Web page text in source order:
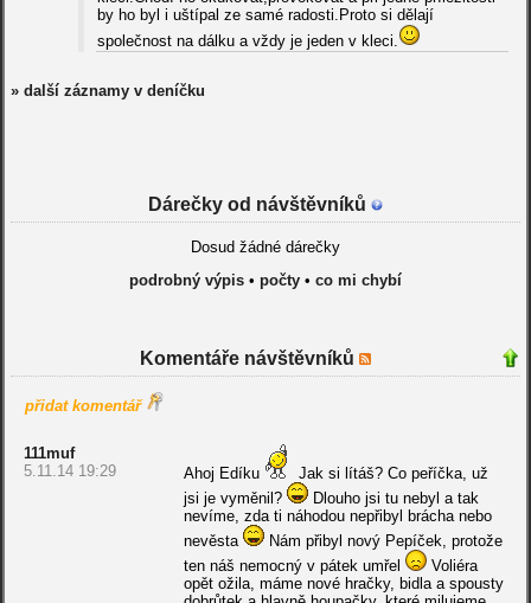
by ho byl i uštípal ze samé radosti.Proto si dělají
společnost na dálku a vždy je jeden v kleci.
» další záznamy v deníčku
Dárečky od návštěvníků
Dosud žádné dárečky
podrobný výpis• počty• co mi chybí
Komentáře návštěvníků
přidat komentář
111muf
5.11.14 19:29
Ahoj Edíku
Jak si lítáš? Co peříčka, už
jsi je vyměnil?
Dlouho jsi tu nebyl a tak
nevíme, zda ti náhodou nepřibyl brácha nebo
nevěsta
Nám přibyl nový Pepíček, protože
ten náš nemocný v pátek umřel
Voliéra
opět ožila, máme nové hračky, bidla a spousty